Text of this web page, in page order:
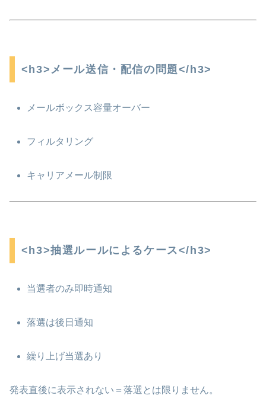
<h3>メール送信・配信の問題</h3>
メールボックス容量オーバー
フィルタリング
キャリアメール制限
<h3>抽選ルールによるケース</h3>
当選者のみ即時通知
落選は後日通知
繰り上げ当選あり
発表直後に表示されない＝落選とは限りません。